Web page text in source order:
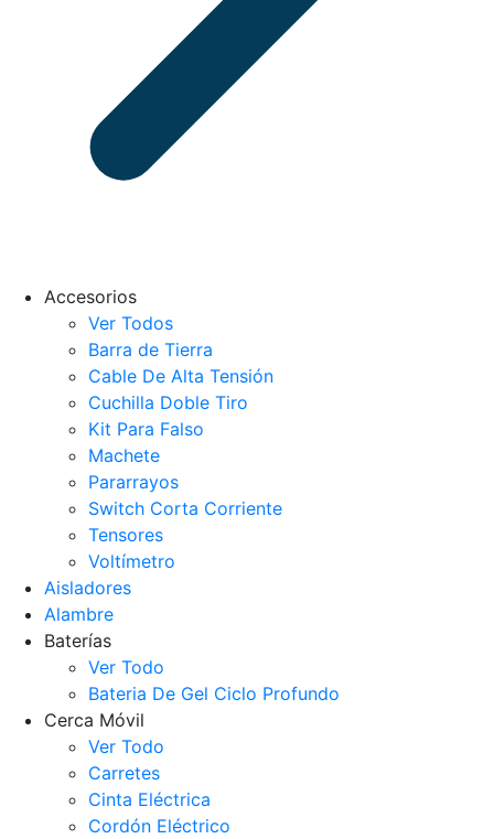
Accesorios
Ver Todos
Barra de Tierra
Cable De Alta Tensión
Cuchilla Doble Tiro
Kit Para Falso
Machete
Pararrayos
Switch Corta Corriente
Tensores
Voltímetro
Aisladores
Alambre
Baterías
Ver Todo
Bateria De Gel Ciclo Profundo
Cerca Móvil
Ver Todo
Carretes
Cinta Eléctrica
Cordón Eléctrico